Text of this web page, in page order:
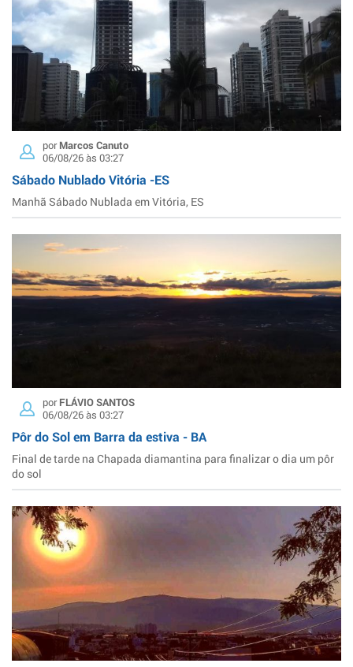
porMarcos Canuto
06/08/26 às 03:27
Sábado Nublado Vitória -ES
Manhã Sábado Nublada em Vitória, ES
porFLÁVIO SANTOS
06/08/26 às 03:27
Pôr do Sol em Barra da estiva - BA
Final de tarde na Chapada diamantina para finalizar o dia um pôr
do sol